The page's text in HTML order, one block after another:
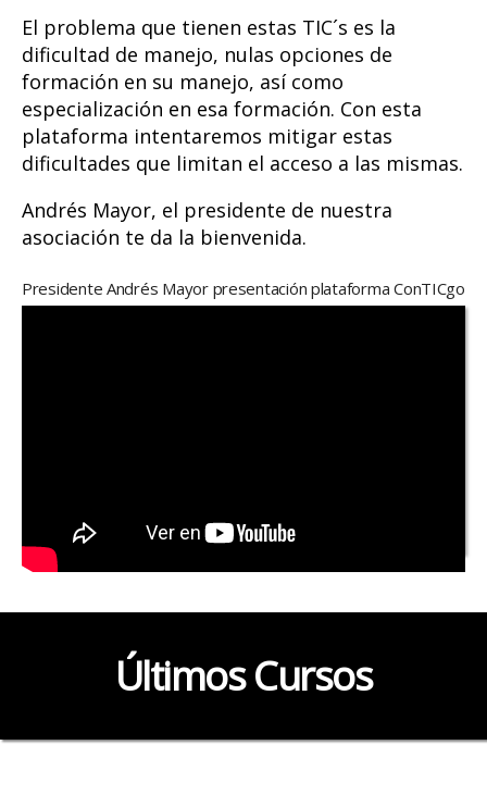
El problema que tienen estas TIC´s es la
dificultad de manejo, nulas opciones de
formación en su manejo, así como
especialización en esa formación. Con esta
plataforma intentaremos mitigar estas
dificultades que limitan el acceso a las mismas.
Andrés Mayor, el presidente de nuestra
asociación te da la bienvenida.
Presidente Andrés Mayor presentación plataforma ConTICgo
Últimos Cursos